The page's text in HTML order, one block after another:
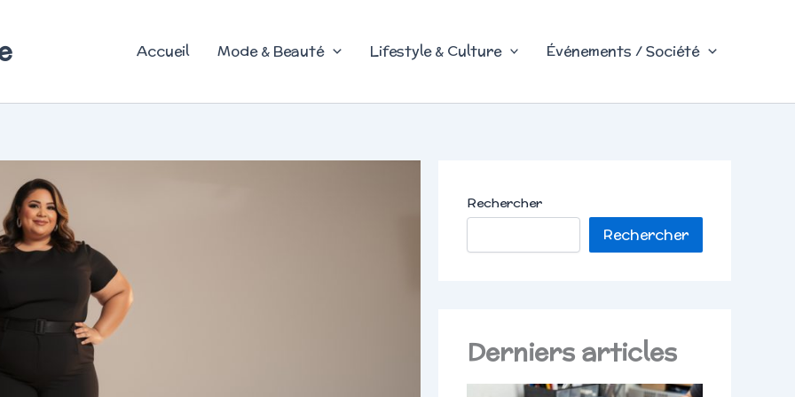
Accueil Mode & Beauté Lifestyle & Culture Événements / Société
Rechercher
Rechercher
Derniers articles